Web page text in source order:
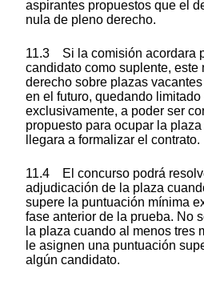
aspirantes propuestos que el
nula de pleno derecho.
11.3 Si la comisión acordara
candidato como suplente, este
derecho sobre plazas
en el futuro, quedando limitado
exclusivamente, a poder ser
propuesto para ocupar la
llegara a formalizar el contrato.
11.4 El concurso podrá
adjudicación de la plaza
supere la puntuación mínima
fase anterior de la prueba. No
la plaza cuando al menos tres
le asignen una puntuación
algún candidato.